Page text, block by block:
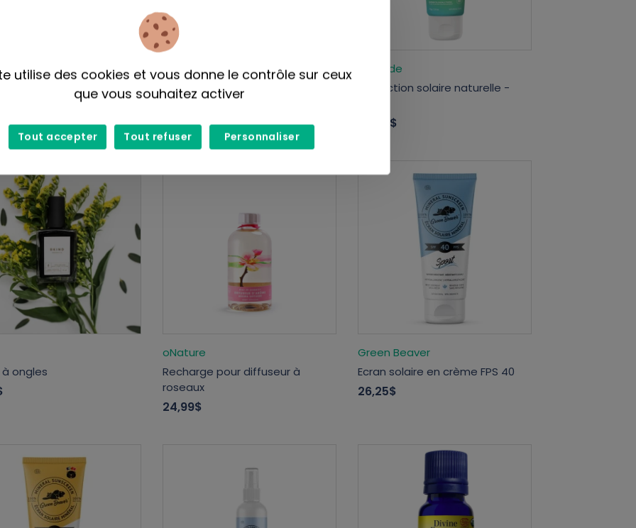
oNature
Fragrances -
Attitude
Protection solaire naturelle -
24,99$
à ongles
oNature
Recharge pour diffuseur à
roseaux
24,99$
Green Beaver
Ecran solaire en crème FPS 40
26,25$
utilise des cookies et vous donne le contrôle sur ceux
que vous souhaitez activer
Tout accepter Tout refuser Personnaliser